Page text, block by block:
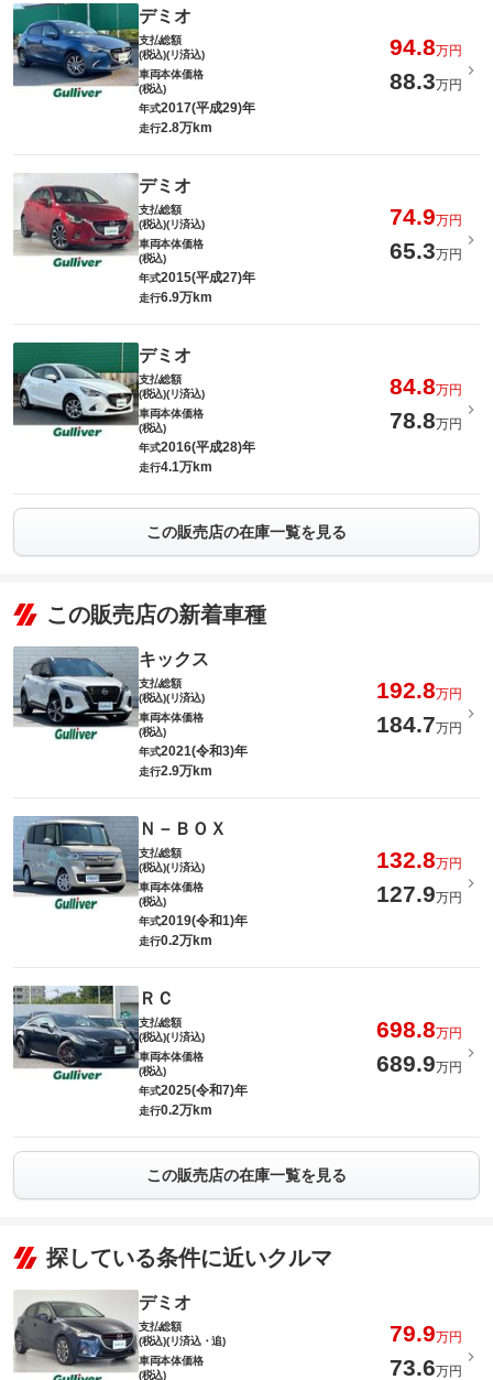
デミオ
支払総額
(税込)(リ済込)
94.8万円
車両本体価格
(税込)
88.3万円
年式2017(平成29)年
走行2.8万km
デミオ
支払総額
(税込)(リ済込)
74.9万円
車両本体価格
(税込)
65.3万円
年式2015(平成27)年
走行6.9万km
デミオ
支払総額
(税込)(リ済込)
84.8万円
車両本体価格
(税込)
78.8万円
年式2016(平成28)年
走行4.1万km
この販売店の在庫一覧を見る
この販売店の新着車種
キックス
支払総額
(税込)(リ済込)
192.8万円
車両本体価格
(税込)
184.7万円
年式2021(令和3)年
走行2.9万km
Ｎ－ＢＯＸ
支払総額
(税込)(リ済込)
132.8万円
車両本体価格
(税込)
127.9万円
年式2019(令和1)年
走行0.2万km
ＲＣ
支払総額
(税込)(リ済込)
698.8万円
車両本体価格
(税込)
689.9万円
年式2025(令和7)年
走行0.2万km
この販売店の在庫一覧を見る
探している条件に近いクルマ
デミオ
支払総額
(税込)(リ済込・追)
79.9万円
車両本体価格
(税込)
73.6万円